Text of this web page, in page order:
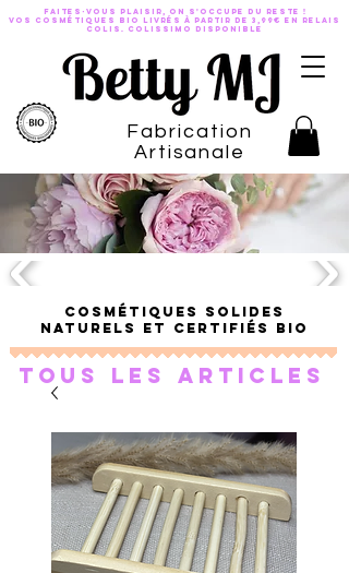
Faites-vous plaisir, on s'occupe du reste !
VOS COSMÉTIQUES BIO LIVRÉS À PARTIR DE 3,99€ EN RELAIS
COLis. Colissimo disponible
Fabrication
Artisanale
Cosmétiques solides
naturels et certifiés bio
Tous les articles